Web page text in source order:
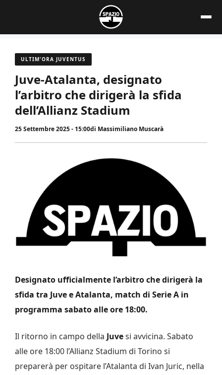
contenuto
ULTIM'ORA JUVENTUS
Juve-Atalanta, designato
l’arbitro che dirigerà la sfida
dell’Allianz Stadium
25 Settembre 2025 - 15:00di Massimiliano Muscarà
Designato ufficialmente l’arbitro che dirigerà la
sfida tra Juve e Atalanta, match di Serie A in
programma sabato alle ore 18:00.
Il ritorno in campo della Juvesi avvicina. Sabato
alle ore 18:00 l’Allianz Stadium di Torino si
preparerà per ospitare l’Atalanta di Ivan Juric, nella